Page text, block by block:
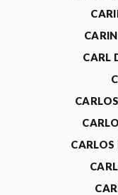
CARL
CARLOS